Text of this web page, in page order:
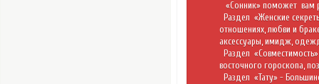
«Сонник» поможет вам
Раздел «Женские
отношениях, любви и
аксессуары, имидж,
Раздел
восточного гороскопа,
Раздел «Тату» -